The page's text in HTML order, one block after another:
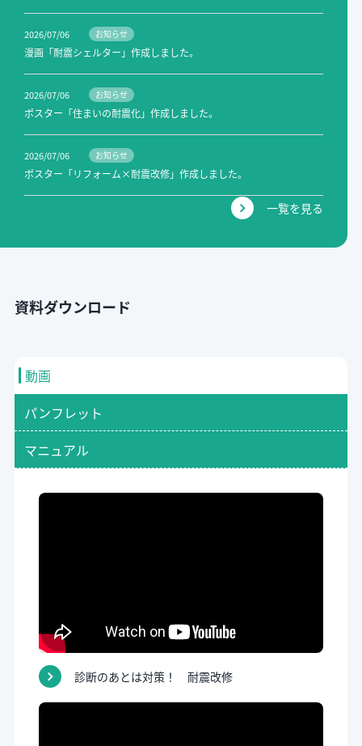
2026/07/06 お知らせ
漫画「耐震シェルター」作成しました。
2026/07/06 お知らせ
ポスター「住まいの耐震化」作成しました。
2026/07/06 お知らせ
ポスター「リフォーム×耐震改修」作成しました。
一覧を見る
資料ダウンロード
動画
パンフレット
マニュアル
診断のあとは対策！ 耐震改修